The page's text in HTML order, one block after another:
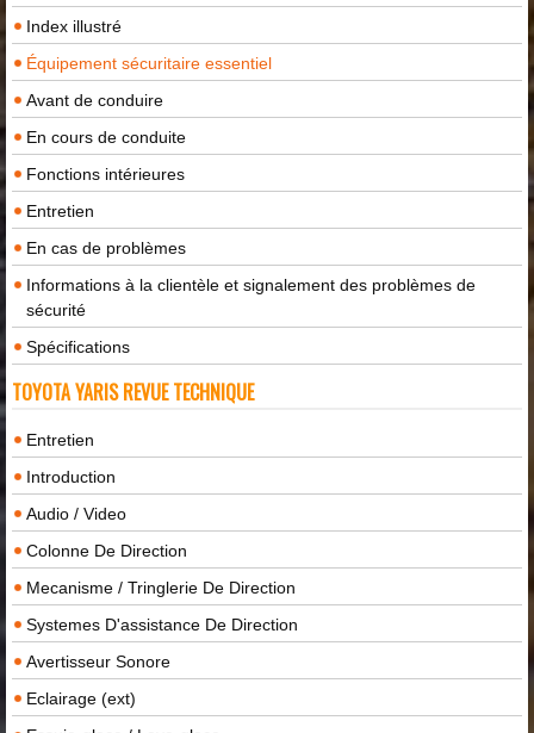
Index illustré
Équipement sécuritaire essentiel
Avant de conduire
En cours de conduite
Fonctions intérieures
Entretien
En cas de problèmes
Informations à la clientèle et signalement des problèmes de
sécurité
Spécifications
TOYOTA YARIS REVUE TECHNIQUE
Entretien
Introduction
Audio / Video
Colonne De Direction
Mecanisme / Tringlerie De Direction
Systemes D'assistance De Direction
Avertisseur Sonore
Eclairage (ext)